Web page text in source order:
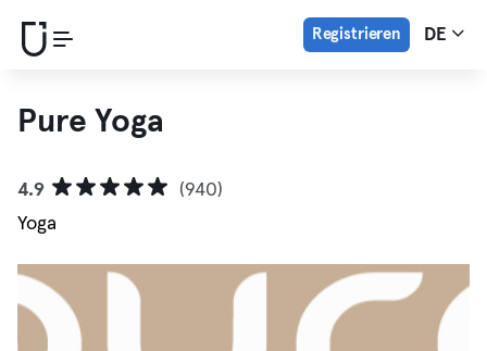
Registrieren DE
Pure Yoga
4.9
(940)
Yoga